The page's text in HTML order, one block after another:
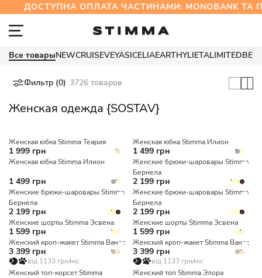
ДОСТУПНА ОПЛАТА ЧАСТИНАМИ:
Все товарыNEWCRUISEVEYASICELIAEARTHYLIETALIMITED
Фильтр (0) 3726 товаров
Женская одежда {SOSTAV}
Женская юбка Stimma Теария
1 999 грн
Женская юбка Stimma Илион
1 499 грн
Женская юбка Stimma Илион
1 499 грн
Женские брюки-шаровары Stimma
Бернела
2 199 грн
Женские брюки-шаровары Stimma
Бернела
2 199 грн
Женские брюки-шаровары Stimma
Бернела
2 199 грн
Женские шорты Stimma Эсвена
1 599 грн
Женские шорты Stimma Эсвена
1 599 грн
Женский кроп-жакет Stimma Ванес
3 399 грн
від 1133 грн/міс
Женский кроп-жакет Stimma Ванес
3 399 грн
від 1133 грн/міс
Женский топ-корсет Stimma
Женский топ Stimma Элора